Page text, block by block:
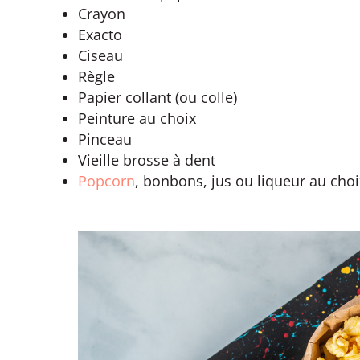
Crayon
Exacto
Ciseau
Règle
Papier collant (ou colle)
Peinture au choix
Pinceau
Vieille brosse à dent
Popcorn, bonbons, jus ou liqueur au